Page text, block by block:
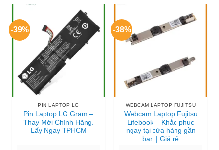
-39%
PIN LAPTOP LG
Pin Laptop LG Gram –
Thay Mới Chính Hãng,
Lấy Ngay TPHCM
-38%
WEBCAM LAPTOP FUJITSU
Webcam Laptop Fujitsu
Lifebook – Khắc phục
ngay tại cửa hàng gần
bạn | Giá rẻ